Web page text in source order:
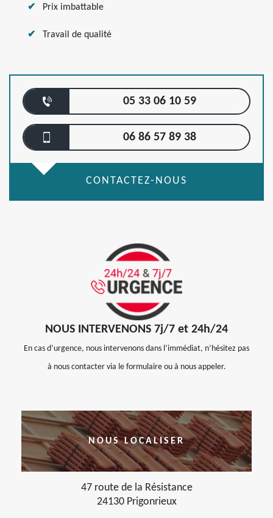
Prix imbattable
Travail de qualité
05 33 06 10 59
06 86 57 89 38
CONTACTEZ-NOUS
NOUS INTERVENONS 7j/7 et 24h/24
En cas d’urgence, nous intervenons dans l’immédiat, n’hésitez pas
à nous contacter via le formulaire ou à nous appeler.
NOUS LOCALISER
47 route de la Résistance
24130 Prigonrieux